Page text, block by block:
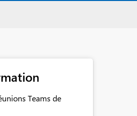
Teams de